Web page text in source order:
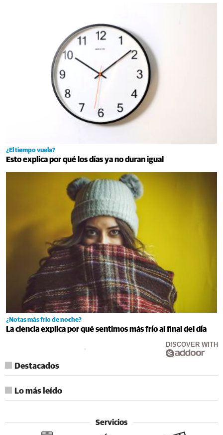
¿El tiempo vuela?
Esto explica por qué los días ya no duran igual
¿Notas más frío de noche?
La ciencia explica por qué sentimos más frío al final del día
DISCOVER WITH
Destacados
Lo más leído
Servicios